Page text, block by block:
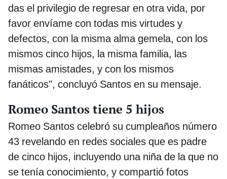
das el privilegio de regresar en otra vida, por
favor envíame con todas mis virtudes y
defectos, con la misma alma gemela, con los
mismos cinco hijos, la misma familia, las
mismas amistades, y con los mismos
fanáticos", concluyó Santos en su mensaje.
Romeo Santos tiene 5 hijos
Romeo Santos celebró su cumpleaños número
43 revelando en redes sociales que es padre
de cinco hijos, incluyendo una niña de la que no
se tenía conocimiento, y compartió fotos